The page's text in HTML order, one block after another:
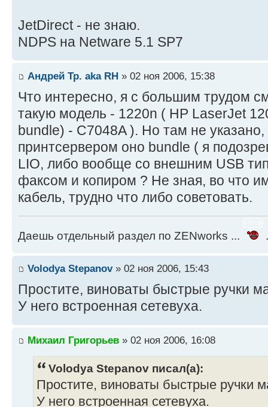
JetDirect - не знаю.
NDPS на Netware 5.1 SP7
Андрей Тр. aka RH » 02 ноя 2006, 15:38
Что интересно, я с большим трудом
такую модель - 1220n ( HP LaserJet
bundle) - C7048A ). Но там не
принтсервером оно bundle ( я
LIO, либо вообще со внешним USB
факсом и копиром ? Не зная, во что
кабель, трудно что либо советовать.
Даешь отдельный раздел по ZENworks ...
Volodya Stepanov» 02 ноя 2006, 15:43
Простите, виноваты быстрые ручки
У него встроенная сетевуха.
Михаил Григорьев » 02 ноя 2006, 16:08
Volodya Stepanov писал(а):
Простите, виноваты быстрые ручки
У него встроенная сетевуха.